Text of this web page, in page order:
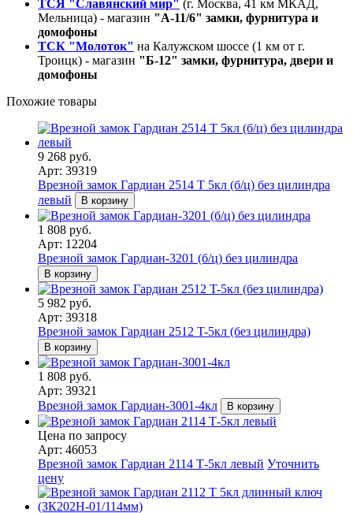
ТСЯ "Славянский мир" (г. Москва, 41 км МКАД,
Мельница) - магазин "А-11/6" замки, фурнитура и
домофоны
ТСК "Молоток" на Калужском шоссе (1 км от г.
Троицк) - магазин "Б-12" замки, фурнитура, двери и
домофоны
Похожие товары
9 268 руб.
Арт: 39319
Врезной замок Гардиан 2514 T 5кл (б/ц) без цилиндра
левый
В корзину
1 808 руб.
Арт: 12204
Врезной замок Гардиан-3201 (б/ц) без цилиндра
В корзину
5 982 руб.
Арт: 39318
Врезной замок Гардиан 2512 T-5кл (без цилиндра)
В корзину
1 808 руб.
Арт: 39321
Врезной замок Гардиан-3001-4кл
В корзину
Цена по запросу
Арт: 46053
Врезной замок Гардиан 2114 Т-5кл левый Уточнить
цену